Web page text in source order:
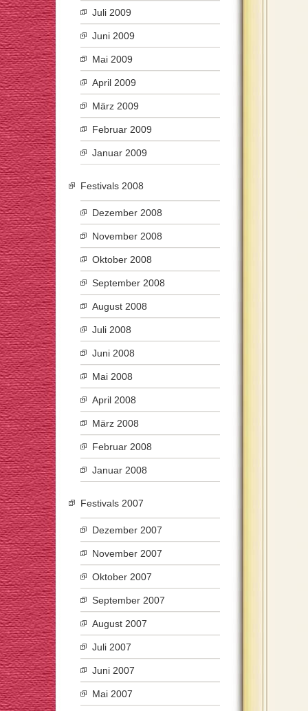
Juli 2009
Juni 2009
Mai 2009
April 2009
März 2009
Februar 2009
Januar 2009
Festivals 2008
Dezember 2008
November 2008
Oktober 2008
September 2008
August 2008
Juli 2008
Juni 2008
Mai 2008
April 2008
März 2008
Februar 2008
Januar 2008
Festivals 2007
Dezember 2007
November 2007
Oktober 2007
September 2007
August 2007
Juli 2007
Juni 2007
Mai 2007